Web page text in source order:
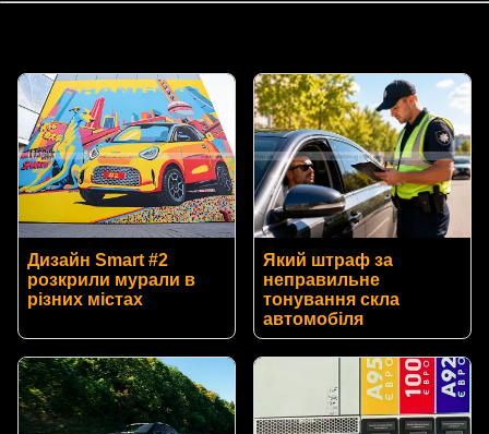
Дизайн Smart #2
розкрили мурали в
різних містах
Який штраф за
неправильне
тонування скла
автомобіля